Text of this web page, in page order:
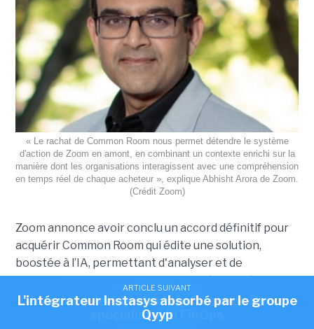
ARTICLE SUIVANT
Zoom acquiert la start-up Common Room,
spécialiste du FinOps
« Le rachat de Common Room nous permet détendre le système
d'action de Zoom en amont, en combinant un contexte enrichi sur la
manière dont les organisations interagissent avec une compréhension
en temps réel de chaque acheteur », explique Abhisht Arora de Zoom.
(Crédit Zoom)
Zoom annonce avoir conclu un accord définitif pour
acquérir Common Room qui édite une solution,
boostée à l’IA, permettant d'analyser et de
centraliser tous les signaux d'achat éparpillés d'un
client (systèmes CRM, données sur l’utilisation des
produits, outils marketing et d’engagement). «
ARTICLE SUIVANT
L'intégrateur Instasys absorbé par le groupe
Qyyp